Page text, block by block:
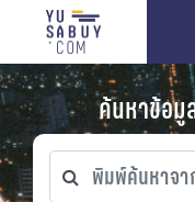
ค้นหาข้อมู
พิมพ์ค้นหาจากชื่อ